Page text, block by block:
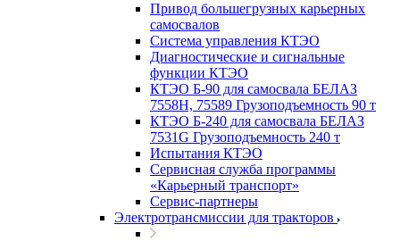
Привод большегрузных карьерных
самосвалов
Система управления КТЭО
Диагностические и сигнальные
функции КТЭО
КТЭО Б-90 для самосвала БЕЛАЗ
7558H, 75589 Грузоподъемность 90 т
КТЭО Б-240 для самосвала БЕЛАЗ
7531G Грузоподъемность 240 т
Испытания КТЭО
Сервисная служба программы
«Карьерный транспорт»
Сервис-партнеры
Электротрансмиссии для тракторов